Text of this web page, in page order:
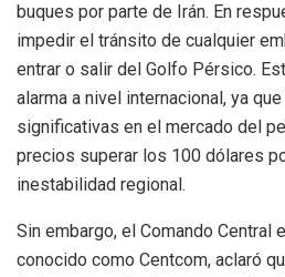
buques por parte de Irán. En
impedir el tránsito de cualquier
entrar o salir del Golfo Pérsico.
alarma a nivel internacional, ya
significativas en el mercado del
precios superar los 100 dólares
inestabilidad regional.
Sin embargo, el Comando Central
conocido como Centcom, aclaró